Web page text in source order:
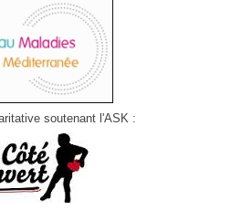
soutenant l'ASK :